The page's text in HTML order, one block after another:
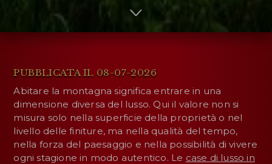
PUBBLICATA IL 08-07-2026
Abitare la montagna significa entrare in una
dimensione diversa del lusso. Qui il valore non si
misura solo nella superficie della proprietà o nel
livello delle finiture, ma nella qualità del tempo,
nella forza del paesaggio e nella possibilità di vivere
ogni stagione in modo autentico. Le case di lusso in